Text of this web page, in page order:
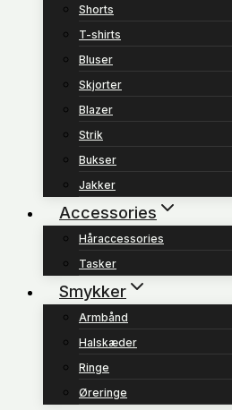
Shorts
T-shirts
Bluser
Skjorter
Blazer
Strik
Bukser
Jakker
Accessories
Håraccessories
Tasker
Smykker
Armbånd
Halskæder
Ringe
Øreringe